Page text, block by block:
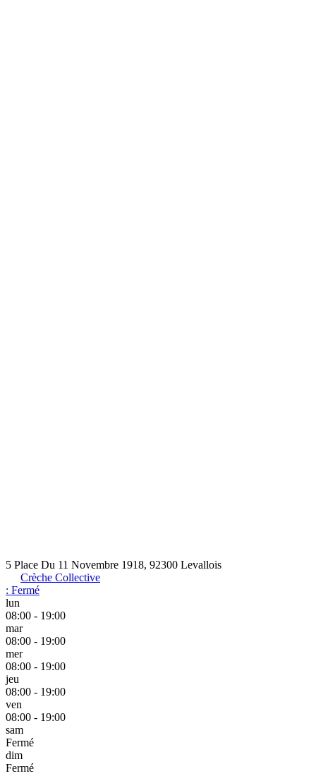
5 Place Du 11 Novembre 1918, 92300 Levallois
Crèche Collective
: Fermé
lun
08:00 - 19:00
mar
08:00 - 19:00
mer
08:00 - 19:00
jeu
08:00 - 19:00
ven
08:00 - 19:00
sam
Fermé
dim
Fermé